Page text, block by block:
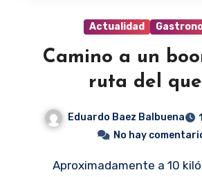
Actualidad
Camino a un
ruta del
Eduardo Baez Balbuena
No hay
Aproximadamente a 10 kilómetros de